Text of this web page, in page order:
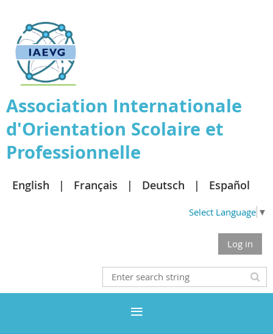
Association Internationale
d'Orientation Scolaire et
Professionnelle
English Français Deutsch Español
Select Language ▼
Log in